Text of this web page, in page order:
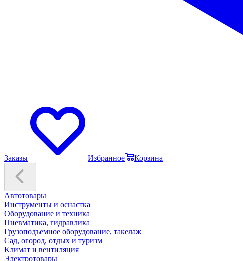
Заказы Избранное Корзина
Автотовары
Инструменты и оснастка
Оборудование и техника
Пневматика, гидравлика
Грузоподъемное оборудование, такелаж
Сад, огород, отдых и туризм
Климат и вентиляция
Электротовары